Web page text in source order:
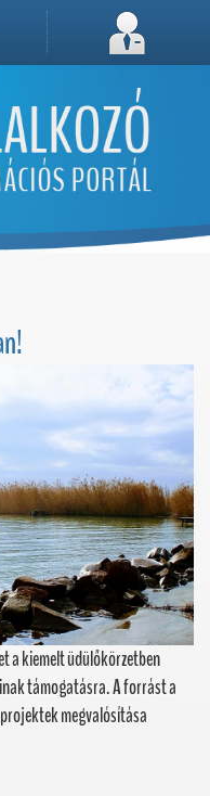
A sütik a weboldal megfelelő működéséhez
Megértettem, folytatás...
a kiemelt üdülőkörzetben
támogatásra. A forrást a
megvalósítása